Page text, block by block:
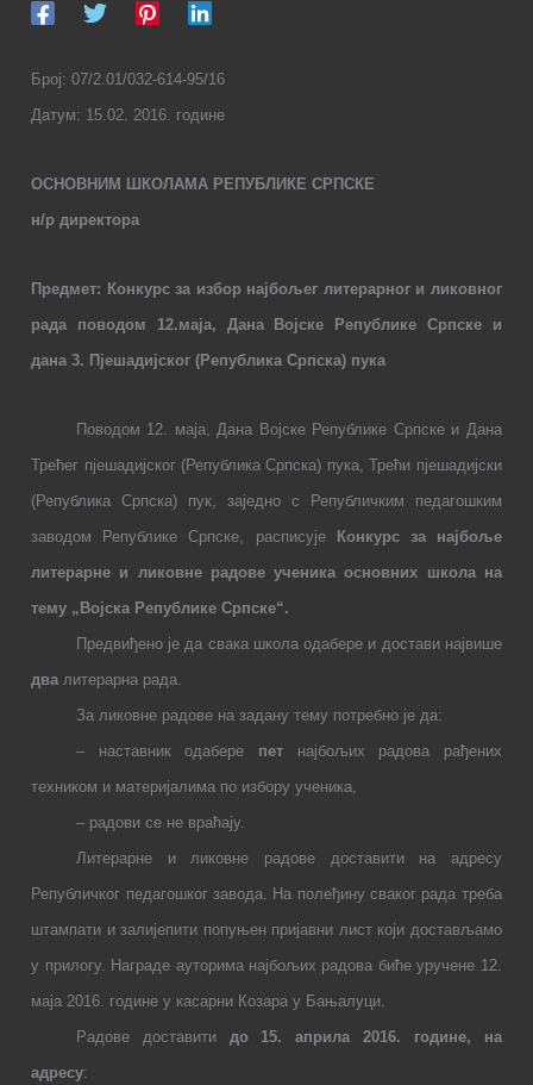
Број: 07/2.01/032-614-95/16
Датум: 15.02. 2016. године
ОСНОВНИМ ШКОЛАМА РЕПУБЛИКЕ СРПСКЕ
н/р директора
Предмет: Конкурс за избор најбољег литерарног и ликовног
рада поводом 12.маја, Дана Војске Републике Српске и
дана3. Пјешадијског (Република Српска) пука
Поводом 12. маја, Дана Војске Републике Српске и Дана
Трећег пјешадијског (Република Српска) пука, Трећи пјешадијски
(Република Српска) пук, заједно с Републичким педагошким
заводом Републике Српске, расписује
Конкурс за најбоље
литерарне и ликовнерадове ученика основних школа на
тему „Војска Републике Српске“.
Предвиђено је да свака школа одабере и достави највише
два литерарна рада.
За ликовне радове на задану тему потребно је да:
– наставник одабере петнајбољих радова рађених
техником и материјалима по избору ученика,
– радови се не враћају.
Литерарне и ликовне радове доставити на адресу
Републичког педагошког завода. На полеђину сваког рада треба
штампати и залијепити попуњен пријавни лист који достављамо
у прилогу. Награде ауторима најбољих радова биће уручене 12.
маја 2016. године у касарни Козара у Бањалуци.
Радове доставити до 15. априла 2016. године, на
адресу: